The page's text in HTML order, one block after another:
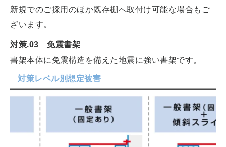
新規でのご採用のほか既存棚へ取付け可能な場合もご
ざいます。
対策.03 免震書架
書架本体に免震構造を備えた地震に強い書架です。
対策レベル別想定被害